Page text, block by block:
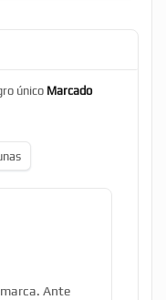
único Marcado
Ante